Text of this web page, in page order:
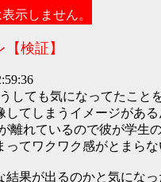
示しません。
検証】
しても気になってたこ
てしまうイメージがある
離れているので彼が学生
てワクワク感がとまら
果が出るのかと気になっ